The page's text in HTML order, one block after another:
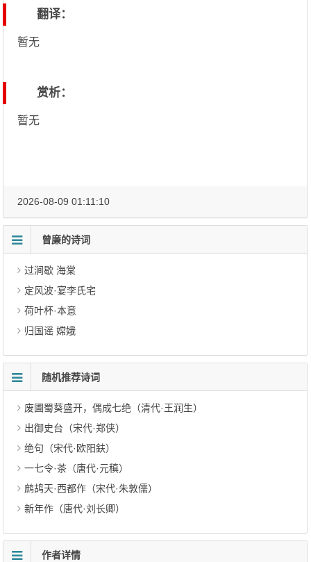
翻译：
暂无
赏析：
暂无
2026-08-09 01:11:10
曾廉的诗词
过涧歇 海棠
定风波·宴李氏宅
荷叶杯·本意
归国谣 嫦娥
随机推荐诗词
废圃蜀葵盛开，偶成七绝（清代·王润生）
出御史台（宋代·郑侠）
绝句（宋代·欧阳鈇）
一七令·茶（唐代·元稹）
鹧鸪天·西都作（宋代·朱敦儒）
新年作（唐代·刘长卿）
作者详情